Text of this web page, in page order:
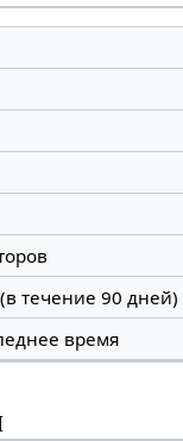
течение 90 дней)
время